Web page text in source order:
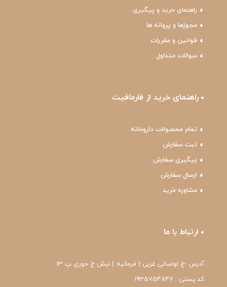
راهنمای خرید و پیگیری
مجوزها و پروانه ها
قوانین و مقررات
سوالات متداول
راهنمای خرید از فارمافیت
تمام محصولات داروخانه
ثبت سفارش
پیگیری سفارش
ارسال سفارش
مشاوره خرید
ارتباط با ما
آدرس :خ لواسانی غربی ( فرمانیه ) نبش خ حوری پ 13
کد پستی : 1935754847